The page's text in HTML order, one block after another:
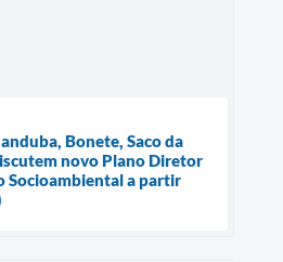
Bonete, Saco da
novo Plano Diretor
Socioambiental a partir